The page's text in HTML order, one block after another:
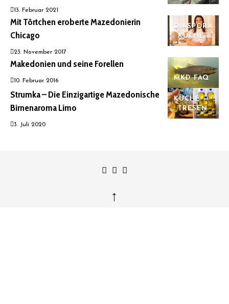
13. Februar 2021
DIASPORA
KÜCHE
Mit Törtchen eroberte Mazedonierin
Chicago
23. November 2017
MKD FAQ
Makedonien und seine Forellen
10. Februar 2016
KÜCHE
TRESEN
Strumka – Die Einzigartige Mazedonische
Birnenaroma Limo
3. Juli 2020
↑